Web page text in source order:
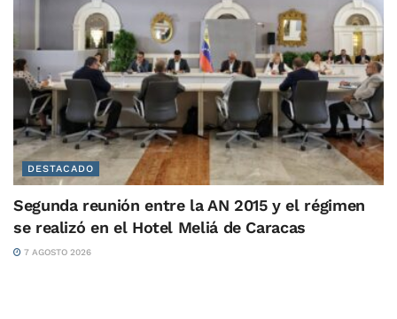
DESTACADO
Segunda reunión entre la AN 2015 y el régimen
se realizó en el Hotel Meliá de Caracas
7 AGOSTO 2026